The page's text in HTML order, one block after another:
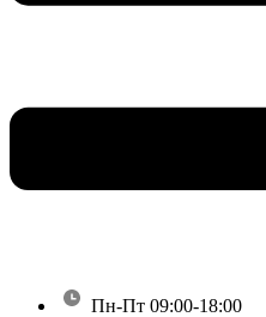
Пн-Пт 09:00-18:00